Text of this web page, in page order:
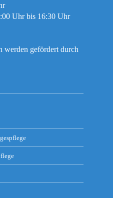
Uhr bis 16:30 Uhr
werden gefördert durch